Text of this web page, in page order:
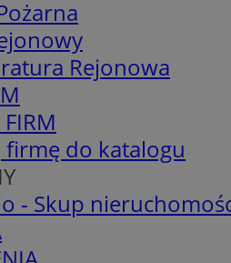
Rejonowa
firmę do katalogu
- Skup